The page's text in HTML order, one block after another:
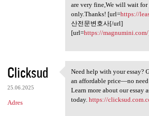
are very fine,We will wait
only.Thanks! [url=https://
산전문변호사[/url]
[url=https://
Clicksud
25.06.2025
Adres
Need help with your
Need help with your essay?
an affordable price—no
Learn more about our essay
today. https://